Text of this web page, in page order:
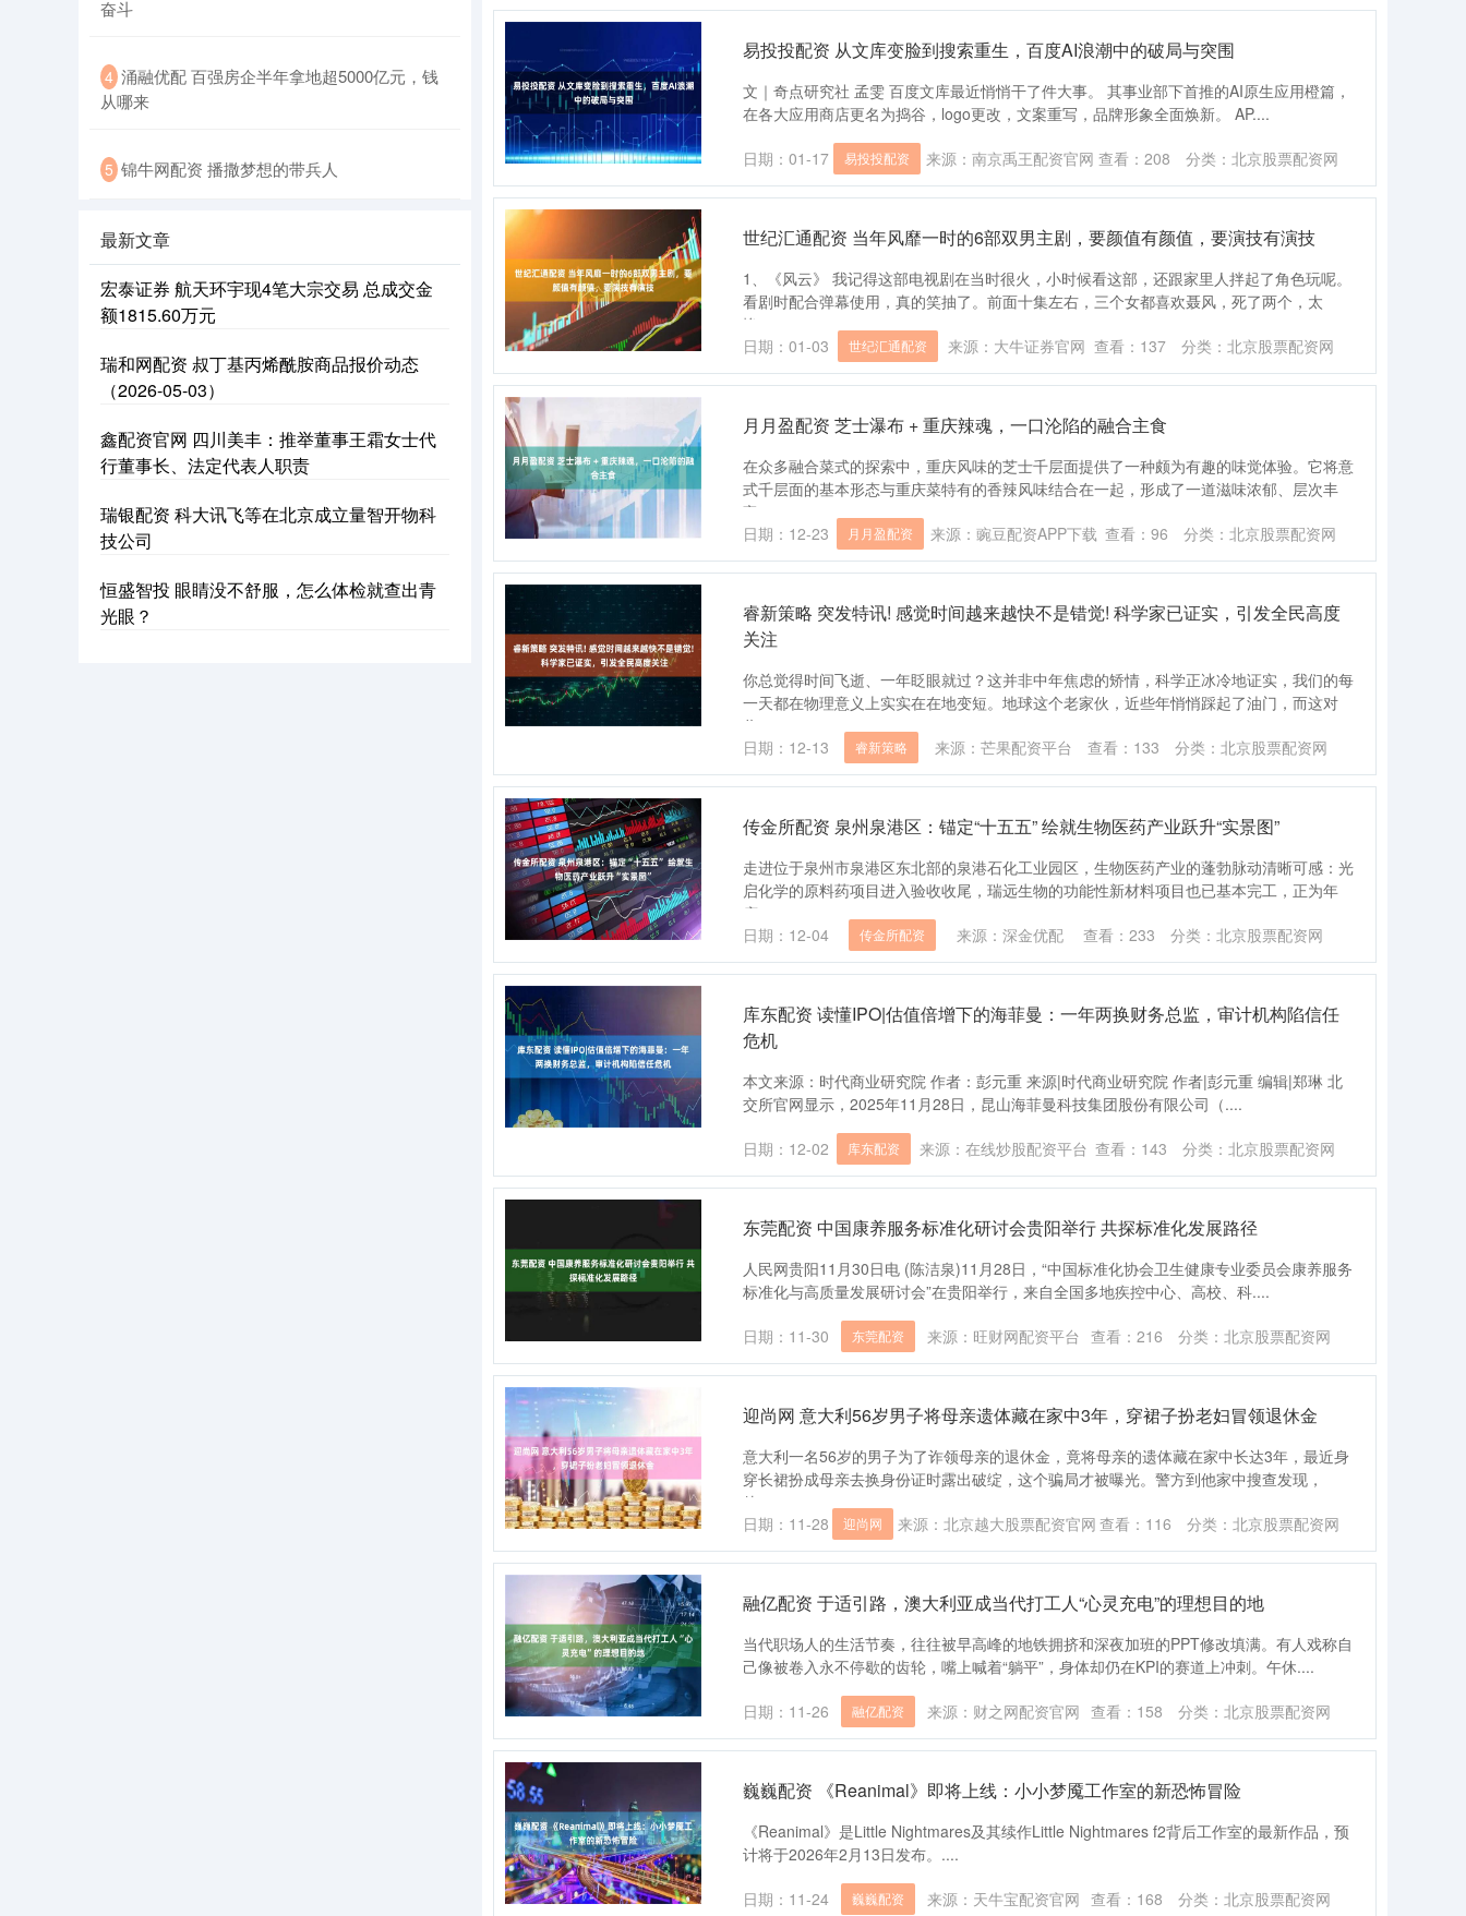
易投投配资 从文库变脸到搜索重生，百度AI浪潮中的破局与突围
文｜奇点研究社 孟雯 百度文库最近悄悄干了件大事。 其事业部下首推的AI原生应用橙篇，
在各大应用商店更名为捣谷，logo更改，文案重写，品牌形象全面焕新。 AP....
日期：01-17 易投投配资 来源：南京禹王配资官网 查看： 208 分类： 北京股票配资网
世纪汇通配资 当年风靡一时的6部双男主剧，要颜值有颜值，要演技有演技
1、《风云》 我记得这部电视剧在当时很火，小时候看这部，还跟家里人拌起了角色玩呢。
看剧时配合弹幕使用，真的笑抽了。前面十集左右，三个女都喜欢聂风，死了两个，太
惨....
日期：01-03
世纪汇通配资 来源：大牛证券官网 查看： 137 分类： 北京股票配资网
月月盈配资 芝士瀑布 + 重庆辣魂，一口沦陷的融合主食
在众多融合菜式的探索中，重庆风味的芝士千层面提供了一种颇为有趣的味觉体验。它将意
式千层面的基本形态与重庆菜特有的香辣风味结合在一起，形成了一道滋味浓郁、层次丰
富....
日期：12-23
月月盈配资 来源：豌豆配资APP下载 查看： 96 分类： 北京股票配资网
睿新策略 突发特讯! 感觉时间越来越快不是错觉! 科学家已证实，引发全民高度
关注
你总觉得时间飞逝、一年眨眼就过？这并非中年焦虑的矫情，科学正冰冷地证实，我们的每
一天都在物理意义上实实在在地变短。地球这个老家伙，近些年悄悄踩起了油门，而这对
你....
日期：12-13
睿新策略 来源：芒果配资平台 查看： 133 分类： 北京股票配资网
传金所配资 泉州泉港区：锚定“十五五” 绘就生物医药产业跃升“实景图”
走进位于泉州市泉港区东北部的泉港石化工业园区，生物医药产业的蓬勃脉动清晰可感：光
启化学的原料药项目进入验收收尾，瑞远生物的功能性新材料项目也已基本完工，正为年
底....
日期：12-04
传金所配资 来源：深金优配 查看： 233 分类： 北京股票配资网
库东配资 读懂IPO|估值倍增下的海菲曼：一年两换财务总监，审计机构陷信任
危机
本文来源：时代商业研究院 作者：彭元重 来源|时代商业研究院 作者|彭元重 编辑|郑琳 北
交所官网显示，2025年11月28日，昆山海菲曼科技集团股份有限公司（....
日期：12-02 库东配资 来源：在线炒股配资平台 查看： 143 分类： 北京股票配资网
东莞配资 中国康养服务标准化研讨会贵阳举行 共探标准化发展路径
人民网贵阳11月30日电 (陈洁泉)11月28日，“中国标准化协会卫生健康专业委员会康养服务
标准化与高质量发展研讨会”在贵阳举行，来自全国多地疾控中心、高校、科....
日期：11-30 东莞配资 来源：旺财网配资平台 查看：216 分类：北京股票配资网
迎尚网 意大利56岁男子将母亲遗体藏在家中3年，穿裙子扮老妇冒领退休金
意大利一名56岁的男子为了诈领母亲的退休金，竟将母亲的遗体藏在家中长达3年，最近身
穿长裙扮成母亲去换身份证时露出破绽，这个骗局才被曝光。警方到他家中搜查发现，
他....
日期：11-28
迎尚网 来源：北京越大股票配资官网 查看： 116 分类： 北京股票配资网
融亿配资 于适引路，澳大利亚成当代打工人“心灵充电”的理想目的地
当代职场人的生活节奏，往往被早高峰的地铁拥挤和深夜加班的PPT修改填满。有人戏称自
己像被卷入永不停歇的齿轮，嘴上喊着“躺平”，身体却仍在KPI的赛道上冲刺。午休....
日期：11-26 融亿配资 来源：财之网配资官网 查看： 158 分类：北京股票配资网
巍巍配资 《Reanimal》即将上线：小小梦魇工作室的新恐怖冒险
《Reanimal》是Little Nightmares及其续作Little Nightmares f2背后工作室的最新作品，预
计将于2026年2月13日发布。....
日期：11-24 巍巍配资 来源：天牛宝配资官网 查看： 168 分类：北京股票配资网
奋斗
4 涌融优配 百强房企半年拿地超5000亿元，钱
从哪来
5 锦牛网配资 播撒梦想的带兵人
最新文章
宏泰证券 航天环宇现4笔大宗交易 总成交金
额1815.60万元
瑞和网配资 叔丁基丙烯酰胺商品报价动态
（2026-05-03）
鑫配资官网 四川美丰：推举董事王霜女士代
行董事长、法定代表人职责
瑞银配资 科大讯飞等在北京成立量智开物科
技公司
恒盛智投 眼睛没不舒服，怎么体检就查出青
光眼？